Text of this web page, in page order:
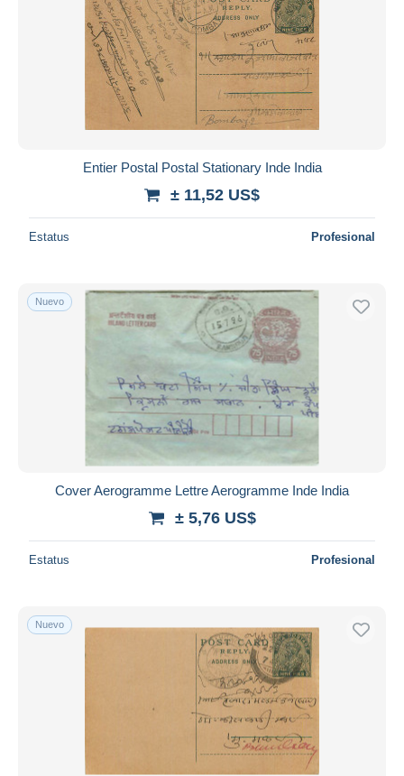
Entier Postal Postal Stationary Inde India
± 11,52 US$
Estatus Profesional
Nuevo
Cover Aerogramme Lettre Aerogramme Inde India
± 5,76 US$
Estatus Profesional
Nuevo